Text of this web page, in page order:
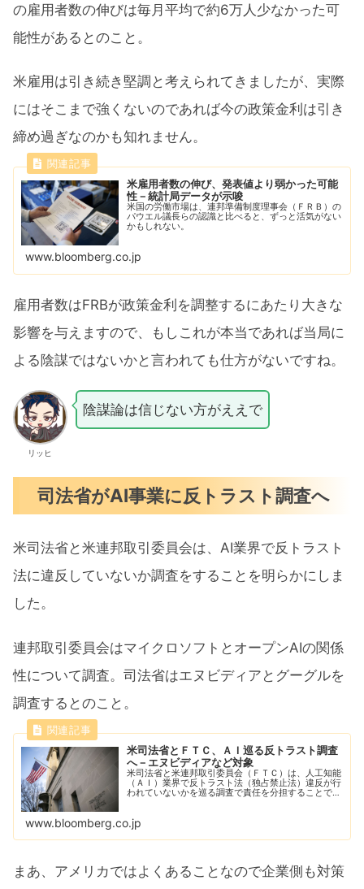
の雇用者数の伸びは毎月平均で約6万人少なかった可
能性があるとのこと。
米雇用は引き続き堅調と考えられてきましたが、実際
にはそこまで強くないのであれば今の政策金利は引き
締め過ぎなのかも知れません。
米雇用者数の伸び、発表値より弱かった可能
性－統計局データが示唆
米国の労働市場は、連邦準備制度理事会（ＦＲＢ）の
パウエル議長らの認識と比べると、ずっと活気がない
かもしれない。
www.bloomberg.co.jp
雇用者数はFRBが政策金利を調整するにあたり大きな
影響を与えますので、もしこれが本当であれば当局に
よる陰謀ではないかと言われても仕方がないですね。
リッヒ
陰謀論は信じない方がええで
司法省がAI事業に反トラスト調査へ
米司法省と米連邦取引委員会は、AI業界で反トラスト
法に違反していないか調査をすることを明らかにしま
した。
連邦取引委員会はマイクロソフトとオープンAIの関係
性について調査。司法省はエヌビディアとグーグルを
調査するとのこと。
米司法省とＦＴＣ、ＡＩ巡る反トラスト調査
へ－エヌビディアなど対象
米司法省と米連邦取引委員会（ＦＴＣ）は、人工知能
（ＡＩ）業界で反トラスト法（独占禁止法）違反が行
われていないかを巡る調査で責任を分担することで合
www.bloomberg.co.jp
まあ、アメリカではよくあることなので企業側も対策